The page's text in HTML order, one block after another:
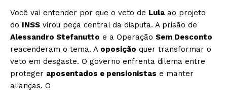
Você vai entender por que o veto de Lula ao projeto
do INSS virou peça central da disputa. A prisão de
Alessandro Stefanutto e a Operação Sem Desconto
reacenderam o tema. A oposição quer transformar o
veto em desgaste. O governo enfrenta dilema entre
proteger aposentados e pensionistas e manter
alianças. O